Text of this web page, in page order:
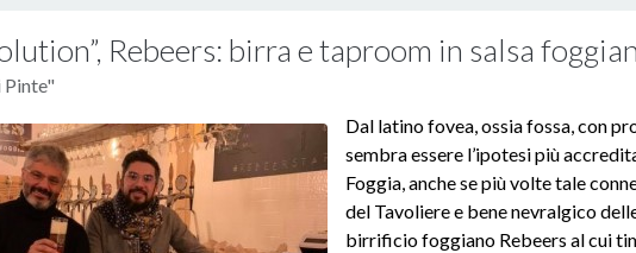
Rebeers: birra e taproom in salsa
Pinte"
Dal latino fovea, ossia fossa, con
sembra essere l’ipotesi più
Foggia, anche se più volte tale
del Tavoliere e bene nevralgico
birrificio foggiano Rebeers al cui